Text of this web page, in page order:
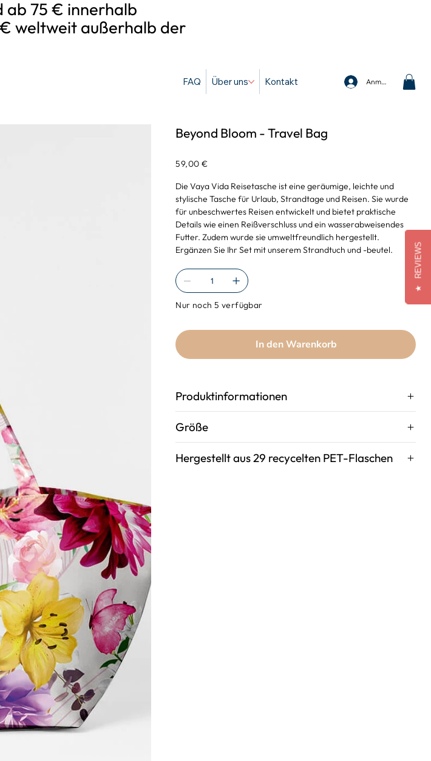
Anmelden
FAQ Über uns Kontakt
ab 75 € innerhalb
weltweit außerhalb der
Beyond Bloom - Travel Bag
59,00 €
Die Vaya Vida Reisetasche ist eine geräumige, leichte und
stylische Tasche für Urlaub, Strandtage und Reisen. Sie wurde
für unbeschwertes Reisen entwickelt und bietet praktische
Details wie einen Reißverschluss und ein wasserabweisendes
Futter. Zudem wurde sie umweltfreundlich hergestellt.
Ergänzen Sie Ihr Set mit unserem Strandtuch und -beutel.
Nur noch 5 verfügbar
In den Warenkorb
Produktinformationen
Größe
Hergestellt aus 29 recycelten PET-Flaschen
★
REVIEWS